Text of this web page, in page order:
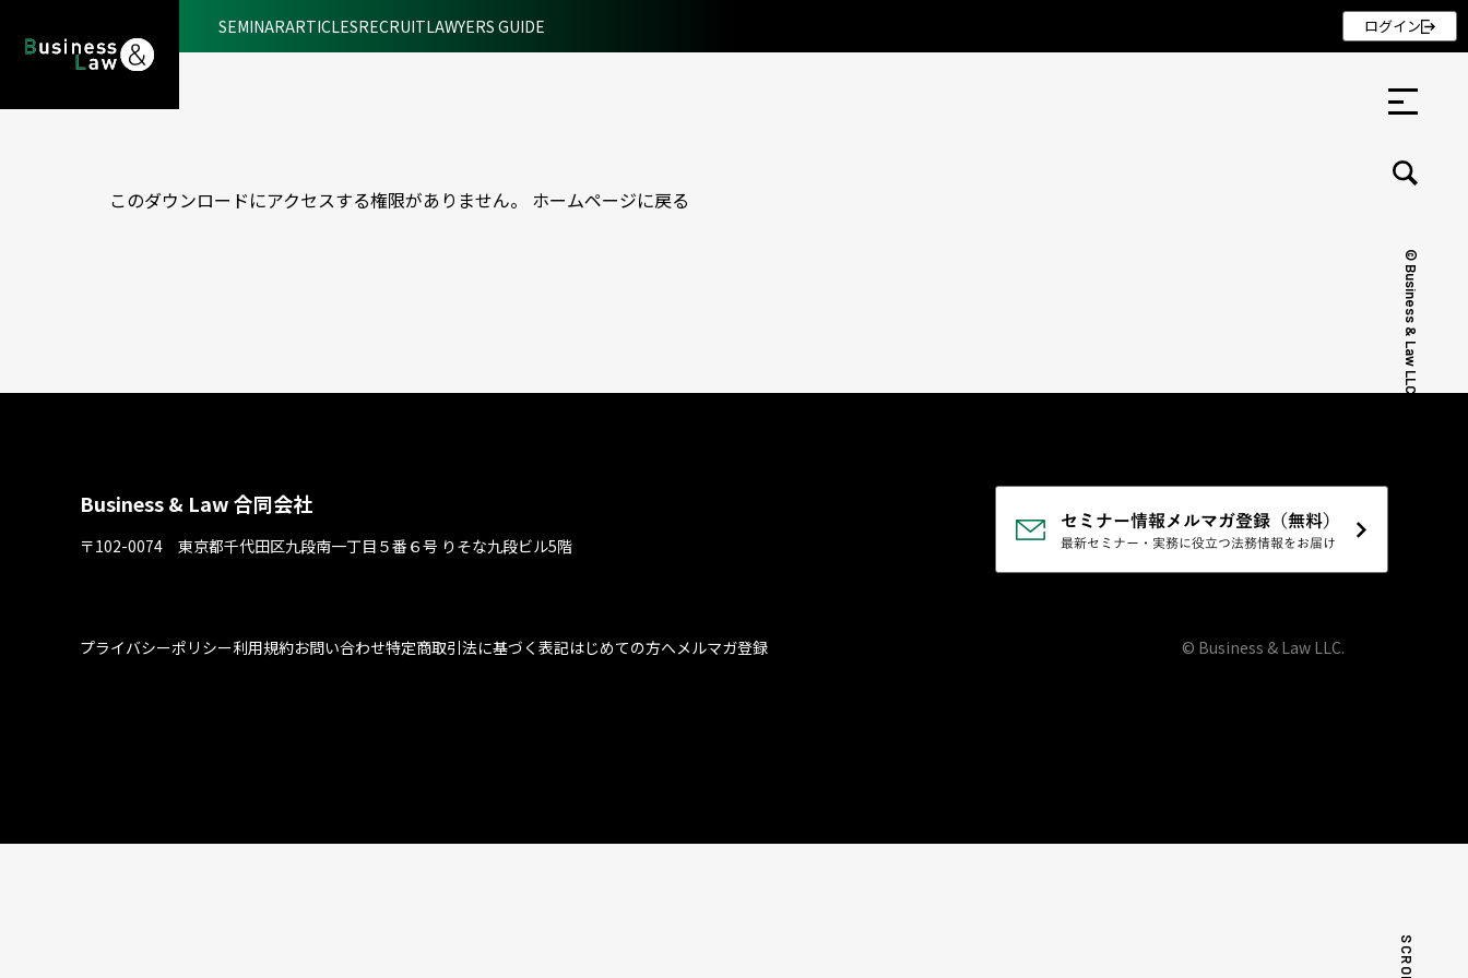
© Business & Law LLC.
記事
SEMINARARTICLESRECRUITLAWYERS GUIDE ログイン
このダウンロードにアクセスする権限がありません。 ホームページに戻る
SCROLL
Business & Law 合同会社
〒102-0074 東京都千代⽥区九段南⼀丁⽬５番６号 りそな九段ビル5階
プライバシーポリシー利用規約お問い合わせ特定商取引法に基づく表記はじめての方へメルマガ登録 © Business & Law LLC.